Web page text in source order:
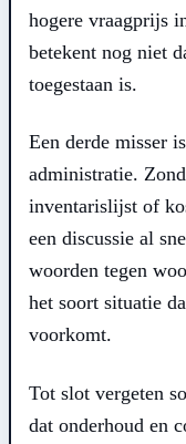
hogere vraagprijs
betekent nog niet
toegestaan is.
Een derde misser
administratie.
inventarislijst of
een discussie al
woorden tegen
het soort situatie
voorkomt.
Tot slot vergeten
dat onderhoud en